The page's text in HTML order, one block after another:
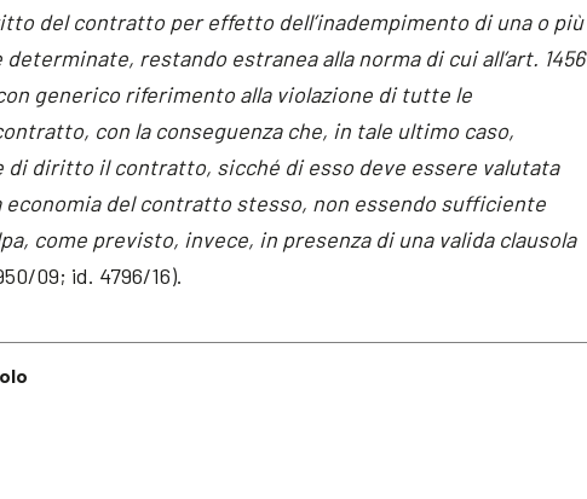
del contratto per effetto dell’inadempimento di una o più
restando estranea alla norma di cui all’art. 1456
generico riferimento alla violazione di tutte le
con la conseguenza che, in tale ultimo caso,
di diritto il contratto, sicché di esso deve essere valutata
economia del contratto stesso, non essendo sufficiente
come previsto, invece, in presenza di una valida clausola
09; id. 4796/16).